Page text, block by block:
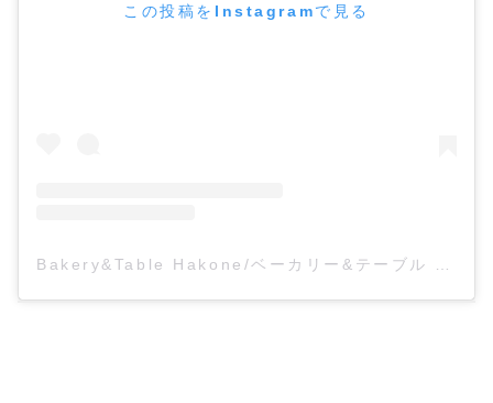
この投稿をInstagramで見る